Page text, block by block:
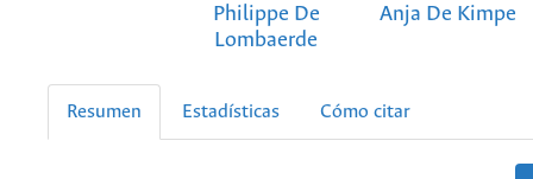
Philippe De
Lombaerde
Anja De Kimpe
Resumen Estadísticas Cómo citar